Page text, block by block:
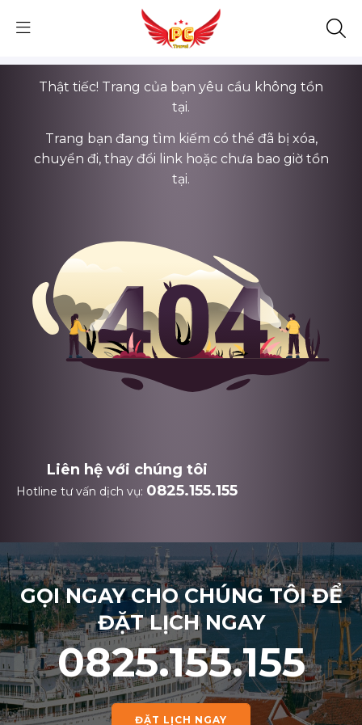
Thật tiếc! Trang của bạn yêu cầu không tồn
tại.
Trang bạn đang tìm kiếm có thể đã bị xóa,
chuyển đi, thay đổi link hoặc chưa bao giờ tồn
tại.
Liên hệ với chúng tôi
Hotline tư vấn dịch vụ: 0825.155.155
GỌI NGAY CHO CHÚNG TÔI ĐỂ
ĐẶT LỊCH NGAY
0825.155.155
ĐẶT LỊCH NGAY